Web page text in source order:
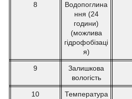
8
Водопоглина
ння (24
години)
(можлива
гідрофобізаці
я)
9
Залишкова
вологість
10
Температура